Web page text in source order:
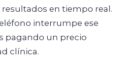
en tiempo real.
interrumpe ese
pagando un precio
clínica.